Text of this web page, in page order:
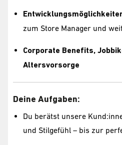
zum Store Manager und
Corporate Benefits,
Altersvorsorge
Deine Aufgaben:
Du berätst unsere
und Stilgefühl – bis zur